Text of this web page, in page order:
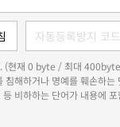
. (현재 0 byte / 최대
침해하거나 명예를 훼손하
비하하는 단어가 내용에